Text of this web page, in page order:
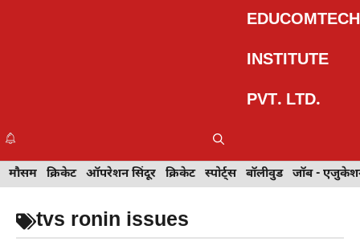
EDUCOMTECH
INSTITUTE
PVT. LTD.
इवेंट
खेल मेहंदी डिज़ाइन टेक्नोलॉजी ट्रेवल बॉलीवुड जॉब - एजुकेशन
मौसम क्रिकेट ऑपरेशन सिंदूर क्रिकेट स्पोर्ट्स बॉलीवुड जॉब -
tvs ronin issues